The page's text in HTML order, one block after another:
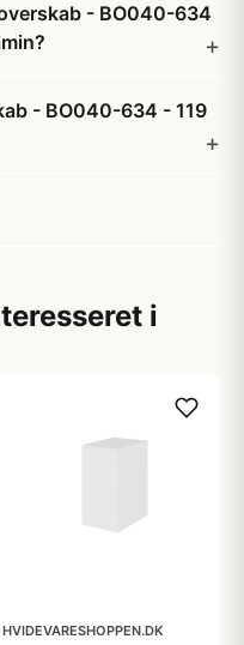
- BO040-634
- BO040-634 - 119
i
HVIDEVARESHOPPEN.DK